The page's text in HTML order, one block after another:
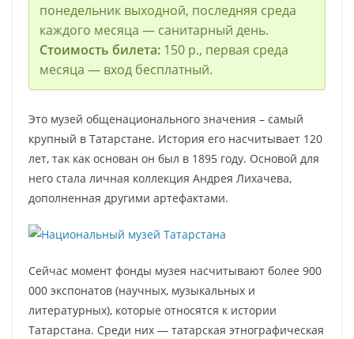
понедельник выходной, последняя среда
каждого месяца — санитарный день.
Стоимость билета:150 р., первая среда
месяца — вход бесплатный.
Это музей общенационального значения – самый
крупный в Татарстане. История его насчитывает 120
лет, так как основан он был в 1895 году. Основой для
него стала личная коллекция Андрея Лихачева,
дополненная другими артефактами.
Сейчас момент фонды музея насчитывают более 900
000 экспонатов (научных, музыкальных и
литературных), которые относятся к истории
Татарстана. Среди них — татарская этнографическая